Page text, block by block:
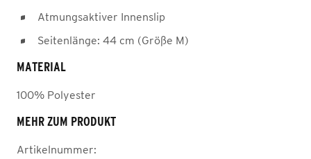
Atmungsaktiver Innenslip
Seitenlänge: 44 cm (Größe M)
MATERIAL
100% Polyester
MEHR ZUM PRODUKT
Artikelnummer: